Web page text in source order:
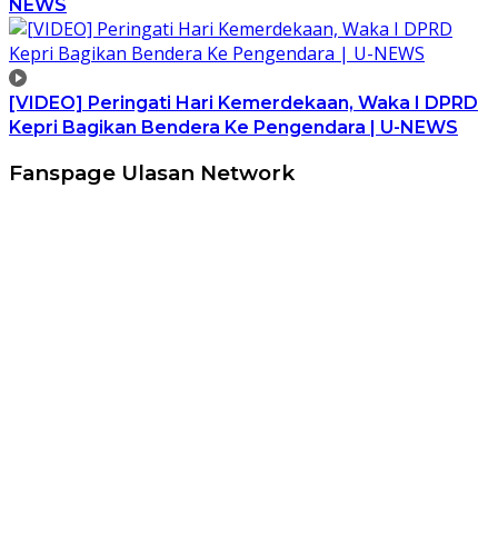
NEWS
[VIDEO] Peringati Hari Kemerdekaan, Waka I DPRD
Kepri Bagikan Bendera Ke Pengendara | U-NEWS
Fanspage Ulasan Network